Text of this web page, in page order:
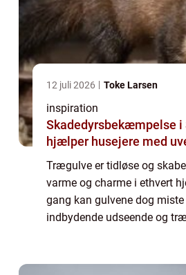
12 juli 2026 Toke Larsen
inspiration
Skadedyrsbekæmpelse
hjælper husejere med
Trægulve er tidløse og
varme og charme i ethvert
gang kan gulvene dog miste
indbydende udseende og